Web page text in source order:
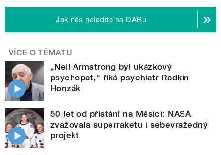
Jak nás naladíte na DABu
VÍCE O TÉMATU
„Neil Armstrong byl ukázkový
psychopat,“ říká psychiatr Radkin
Honzák
50 let od přistání na Měsíci: NASA
zvažovala superraketu i sebevražedný
projekt